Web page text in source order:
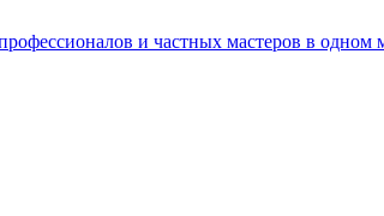
и частных мастеров в одном